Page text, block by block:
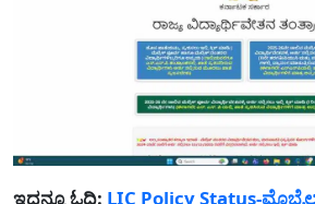
ಇದನ್ನೂ ಓದಿ: LIC Policy Status-